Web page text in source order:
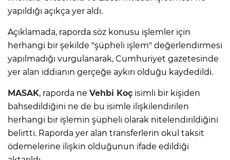
yapıldığı açıkça yer aldı.
Açıklamada, raporda söz konusu işlemler için
herhangi bir şekilde "şüpheli işlem" değerlendirmesi
yapılmadığı vurgulanarak, Cumhuriyet gazetesinde
yer alan iddianın gerçeğe aykırı olduğu kaydedildi.
MASAK, raporda ne Vehbi Koç isimli bir kişiden
bahsedildiğini ne de bu isimle ilişkilendirilen
herhangi bir işlemin şüpheli olarak nitelendirildiğini
belirtti. Raporda yer alan transferlerin okul taksit
ödemelerine ilişkin olduğunun ifade edildiği